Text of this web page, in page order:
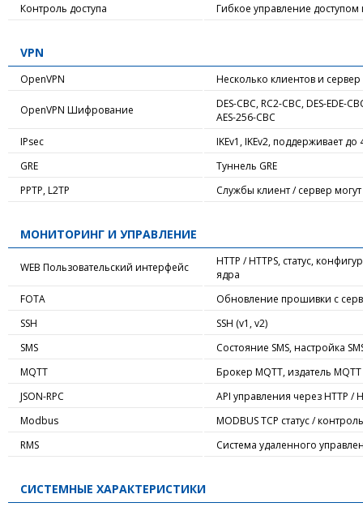
Контроль доступа
Гибкое управление доступом
VPN
OpenVPN Несколько клиентов и
OpenVPN Шифрование
DES-CBC, RC2-CBC, DES-EDE-
AES-256-CBC
IPsec
IKEv1, IKEv2, поддерживает до
GRE
Туннель GRE
PPTP, L2TP
Службы клиент / сервер
МОНИТОРИНГ И УПРАВЛЕНИЕ
WEB Пользовательский интерфейс
HTTP / HTTPS, статус,
ядра
FOTA
Обновление прошивки с
SSH
SSH (v1, v2)
SMS
Состояние SMS, настройка
MQTT
Брокер MQTT, издатель MQTT
JSON-RPC
API управления через HTTP /
Modbus
MODBUS TCP статус / контроль
RMS
Система удаленного
СИСТЕМНЫЕ ХАРАКТЕРИСТИКИ